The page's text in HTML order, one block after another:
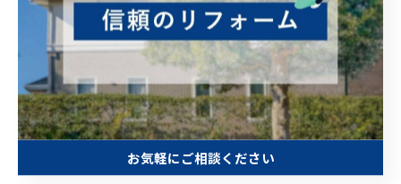
果たす役割
リフォームで避難経路の安全性を向上させる
東京都小学校火災の事例から見えてきた最大の教訓の一
つは、校舎内の避難経路の安全性確保が不十分だった点
お気軽にご相談ください